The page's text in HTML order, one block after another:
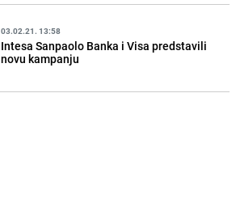
03.02.21. 13:58
Intesa Sanpaolo Banka i Visa predstavili
novu kampanju